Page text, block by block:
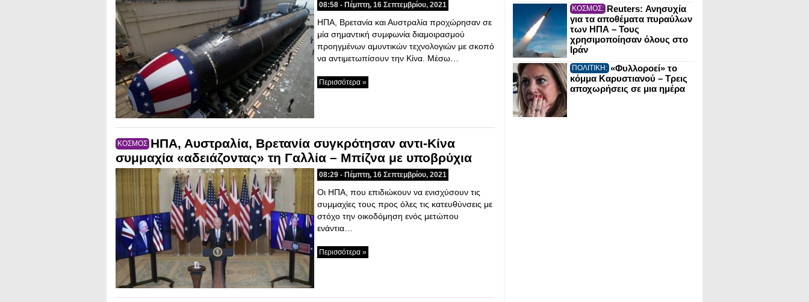
08:58 - Πέμπτη, 16 Σεπτεμβρίου, 2021
ΗΠΑ, Βρετανία και Αυστραλία προχώρησαν σε
μία σημαντική συμφωνία διαμοιρασμού
προηγμένων αμυντικών τεχνολογιών με σκοπό
να αντιμετωπίσουν την Κίνα. Μέσω…
Περισσότερα »
ΚΟΣΜΟΣ ΗΠΑ, Αυστραλία, Βρετανία συγκρότησαν αντι-Κίνα
συμμαχία «αδειάζοντας» τη Γαλλία – Μπίζνα με υποβρύχια
08:29 - Πέμπτη, 16 Σεπτεμβρίου, 2021
Οι ΗΠΑ, που επιδιώκουν να ενισχύσουν τις
συμμαχίες τους προς όλες τις κατευθύνσεις με
στόχο την οικοδόμηση ενός μετώπου
ενάντια…
Περισσότερα »
ΚΟΣΜΟΣ: Reuters: Ανησυχία
για τα αποθέματα πυραύλων
των ΗΠΑ – Τους
χρησιμοποίησαν όλους στο
Ιράν
ΠΟΛΙΤΙΚΗ: «Φυλλοροεί» το
κόμμα Καρυστιανού – Τρεις
αποχωρήσεις σε μια ημέρα